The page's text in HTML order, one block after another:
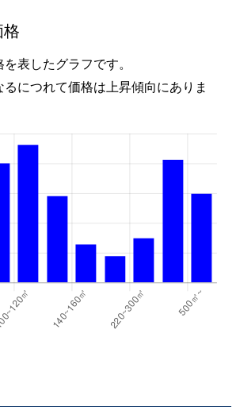
表したグラフです。
につれて価格は上昇傾向にありま